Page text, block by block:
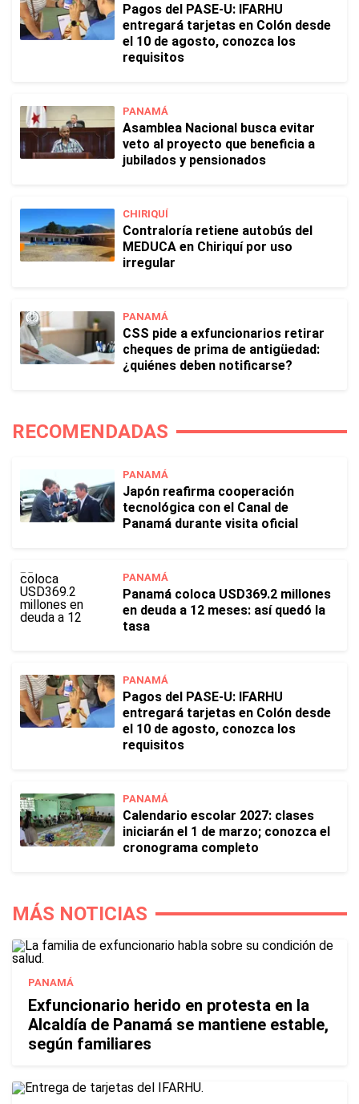
Pagos del PASE-U: IFARHU
entregará tarjetas en Colón desde
el 10 de agosto, conozca los
requisitos
PANAMÁ
Asamblea Nacional busca evitar
veto al proyecto que beneficia a
jubilados y pensionados
CHIRIQUÍ
Contraloría retiene autobús del
MEDUCA en Chiriquí por uso
irregular
PANAMÁ
CSS pide a exfuncionarios retirar
cheques de prima de antigüedad:
¿quiénes deben notificarse?
RECOMENDADAS
PANAMÁ
Japón reafirma cooperación
tecnológica con el Canal de
Panamá durante visita oficial
PANAMÁ
Panamá coloca USD369.2 millones
en deuda a 12 meses: así quedó la
tasa
PANAMÁ
Pagos del PASE-U: IFARHU
entregará tarjetas en Colón desde
el 10 de agosto, conozca los
requisitos
PANAMÁ
Calendario escolar 2027: clases
iniciarán el 1 de marzo; conozca el
cronograma completo
MÁS NOTICIAS
PANAMÁ
Exfuncionario herido en protesta en la
Alcaldía de Panamá se mantiene estable,
según familiares